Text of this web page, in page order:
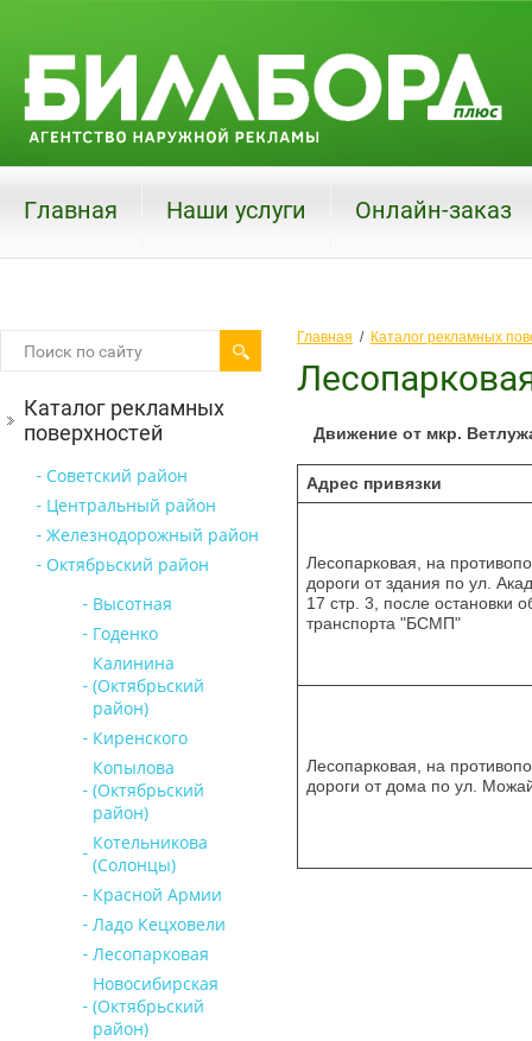
Главная Наши услуги Онлайн-заказ
Каталог рекламных
поверхностей
Советский район
Центральный район
Железнодорожный район
Октябрьский район
Высотная
Годенко
Калинина
(Октябрьский
район)
Киренского
Копылова
(Октябрьский
район)
Котельникова
(Солонцы)
Красной Армии
Ладо Кецховели
Лесопарковая
Новосибирская
(Октябрьский
район)
Главная
  /
Каталог рекламных
Движение от мкр.
Адрес привязки
Лесопарковая, на
дороги от здания по ул.
17 стр. 3, после остановки
транспорта "БСМП"
Лесопарковая, на
дороги от дома по ул.